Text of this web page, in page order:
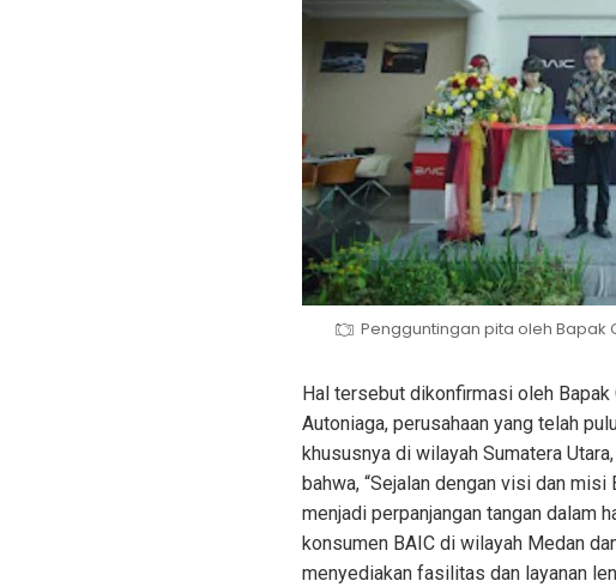
Pengguntingan pita oleh Bapak
Hal tersebut dikonfirmasi oleh
Autoniaga, perusahaan yang telah
khususnya di wilayah Sumatera
bahwa, “Sejalan dengan visi dan
menjadi perpanjangan tangan dalam
konsumen BAIC di wilayah Medan
menyediakan fasilitas dan layanan